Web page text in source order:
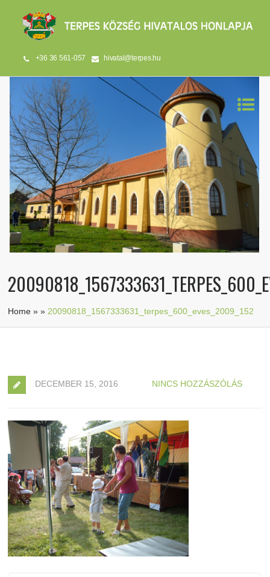
+36 36 561-057 hivatal@terpes.hu
Home »» 20090818_1567333631_terpes_600_eves_2009_152
DECEMBER 15, 2016 NINCS HOZZÁSZÓLÁS